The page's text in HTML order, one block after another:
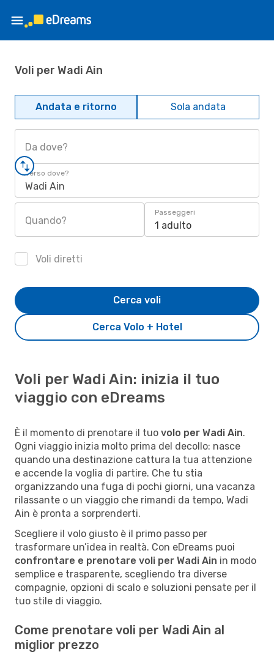
Voli per Wadi Ain
Andata e ritorno Sola andata
Da dove?
Verso dove?
Wadi Ain
Quando?
Passeggeri
1 adulto
Voli diretti
Cerca Volo + Hotel
Cerca voli
Voli per Wadi Ain: inizia il tuo
viaggio con eDreams
È il momento di prenotare il tuo volo per Wadi Ain.
Ogni viaggio inizia molto prima del decollo: nasce
quando una destinazione cattura la tua attenzione
e accende la voglia di partire. Che tu stia
organizzando una fuga di pochi giorni, una vacanza
rilassante o un viaggio che rimandi da tempo, Wadi
Ain è pronta a sorprenderti.
Scegliere il volo giusto è il primo passo per
trasformare un’idea in realtà. Con eDreams puoi
confrontare e prenotare voli per Wadi Ain in modo
semplice e trasparente, scegliendo tra diverse
compagnie, opzioni di scalo e soluzioni pensate per il
tuo stile di viaggio.
Come prenotare voli per Wadi Ain al
miglior prezzo